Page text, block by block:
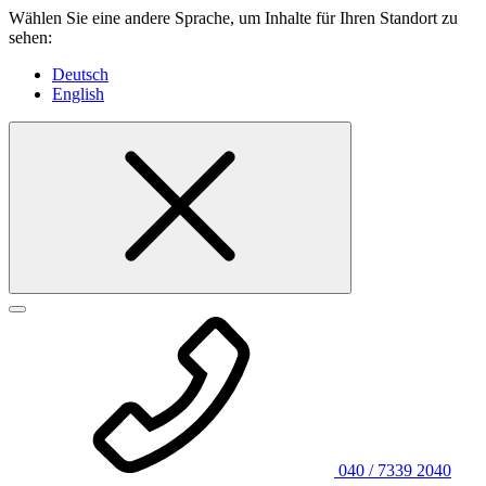
Wählen Sie eine andere Sprache, um Inhalte für Ihren Standort zu
sehen:
Deutsch
English
040 / 7339 2040